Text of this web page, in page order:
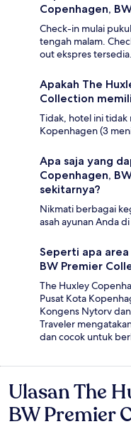
Copenhagen,
Check-in mulai
tengah malam.
out ekspres tersedia.
Apakah The
Collection
Tidak, hotel ini tidak
Kopenhagen (3
Apa saja yang
Copenhagen,
sekitarnya?
Nikmati berbagai
asah ayunan Anda
Seperti apa
BW Premier
The Huxley
Pusat Kota
Kongens Nytorv
Traveler
dan cocok untuk
Ulasan
Ulasan The
BW Premier